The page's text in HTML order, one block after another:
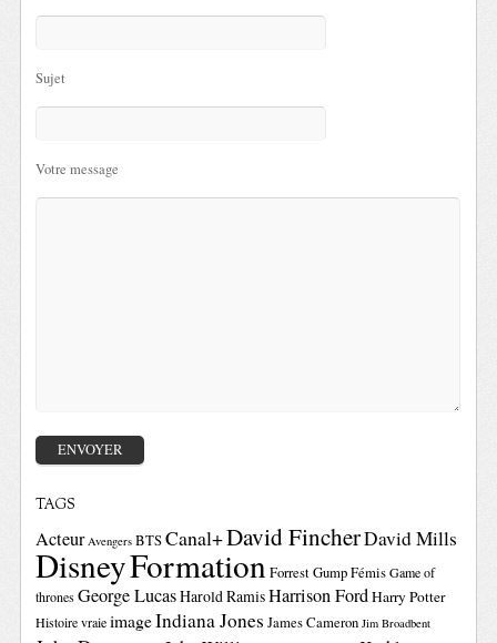
Sujet
Votre message
TAGS
Acteur Avengers BTSCanal+David FincherDavid Mills
DisneyFormationForrest GumpFémis Game of
thrones George LucasHarold RamisHarrison FordHarry Potter
Histoire vraie imageIndiana Jones James Cameron Jim Broadbent